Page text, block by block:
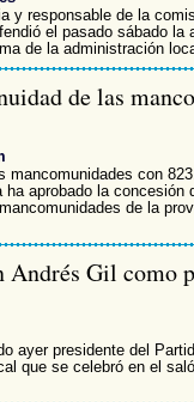
y responsable de la
el pasado sábado la
de la administración
de las
mancomunidades con
aprobado la concesión
de la
Andrés Gil como
ayer presidente del
que se celebró en el